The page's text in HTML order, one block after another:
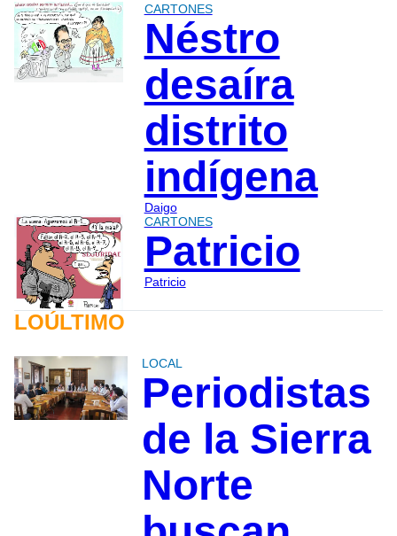
CARTONES
Néstro
desaíra
distrito
indígena
Daigo
CARTONES
Patricio
Patricio
LOÚLTIMO
LOCAL
Periodistas
de la Sierra
Norte